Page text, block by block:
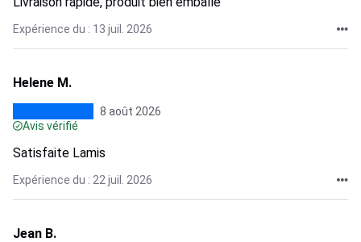
Expérience du : 13 juil. 2026
Helene M.
8 août 2026
Avis vérifié
Satisfaite Lamis
Expérience du : 22 juil. 2026
Jean B.